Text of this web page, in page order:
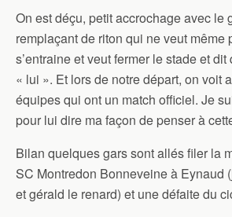
On est déçu, petit accrochage avec le
remplaçant de riton qui ne veut même
s’entraine et veut fermer le stade et dit
« lui ». Et lors de notre départ, on voit
équipes qui ont un match officiel. Je
pour lui dire ma façon de penser à
Bilan quelques gars sont allés filer la
SC Montredon Bonneveine à Eynaud
et gérald le renard) et une défaite du